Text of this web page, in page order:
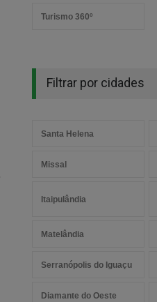
Turismo 360º
Filtrar por cidades
Santa Helena
Missal
Itaipulândia
Matelândia
Serranópolis do Iguaçu
Diamante do Oeste